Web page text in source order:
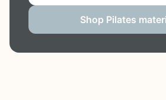
Shop Pilates